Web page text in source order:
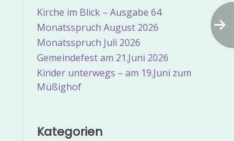
Kirche im Blick – Ausgabe 64
Monatsspruch August 2026
Monatsspruch Juli 2026
Gemeindefest am 21.Juni 2026
Kinder unterwegs – am 19.Juni zum
Müßighof
Kategorien